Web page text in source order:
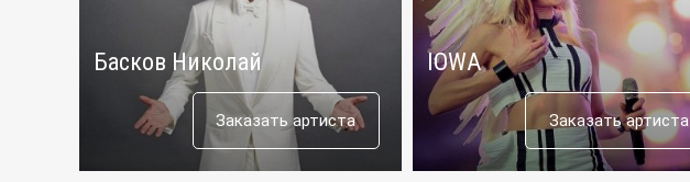
Басков Николай
Заказать артиста
IOWA
Заказать артиста